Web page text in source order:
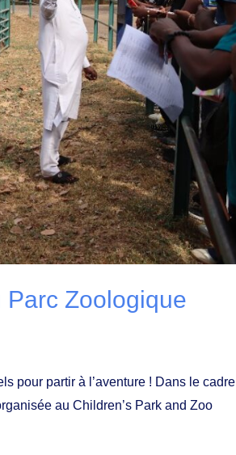
Parc Zoologique
pour partir à l’aventure ! Dans le cadre
au Children’s Park and Zoo